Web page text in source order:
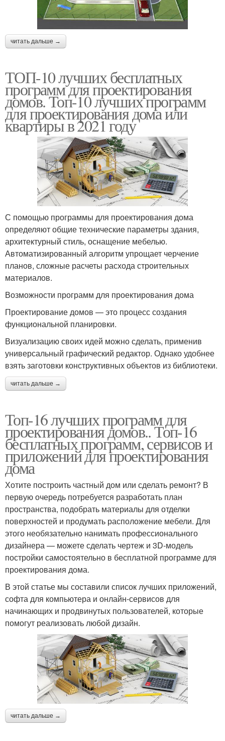
читать дальше →
ТОП-10 лучших бесплатных
программ для проектирования
домов. Топ-10 лучших программ
для проектирования дома или
квартиры в 2021 году
С помощью программы для проектирования дома
определяют общие технические параметры здания,
архитектурный стиль, оснащение мебелью.
Автоматизированный алгоритм упрощает черчение
планов, сложные расчеты расхода строительных
материалов.
Возможности программ для проектирования дома
Проектирование домов — это процесс создания
функциональной планировки.
Визуализацию своих идей можно сделать, применив
универсальный графический редактор. Однако удобнее
взять заготовки конструктивных объектов из библиотеки.
читать дальше →
Топ-16 лучших программ для
проектирования домов.. Топ-16
бесплатных программ, сервисов и
приложений для проектирования
дома
Хотите построить частный дом или сделать ремонт? В
первую очередь потребуется разработать план
пространства, подобрать материалы для отделки
поверхностей и продумать расположение мебели. Для
этого необязательно нанимать профессионального
дизайнера — можете сделать чертеж и 3D-модель
постройки самостоятельно в бесплатной программе для
проектирования дома.
В этой статье мы составили список лучших приложений,
софта для компьютера и онлайн-сервисов для
начинающих и продвинутых пользователей, которые
помогут реализовать любой дизайн.
читать дальше →